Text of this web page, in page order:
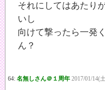
それにしてはあたり
いし
向けて撃ったら一発
ん？
64: 名無しさん＠１周年 2017/01/14(